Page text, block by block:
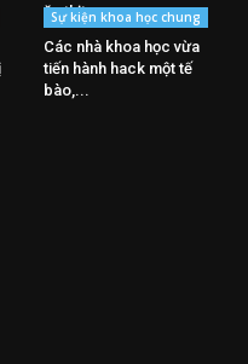
ăn thịt
Sự kiện khoa học chung
Các nhà khoa học vừa
tiến hành hack một tế
bào,...